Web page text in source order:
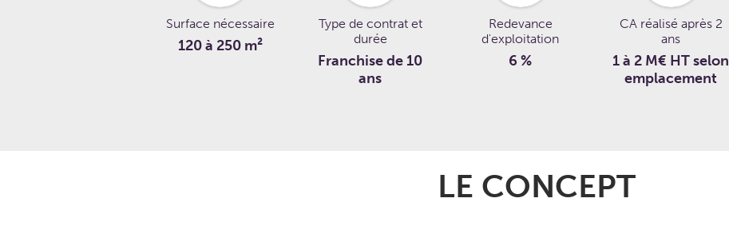
Surface nécessaire
120 à 250 m²
Type de contrat et
durée
Franchise de 10
ans
Redevance
d'exploitation
6 %
CA réalisé après 2
ans
1 à 2 M€ HT selon
emplacement
LE CONCEPT